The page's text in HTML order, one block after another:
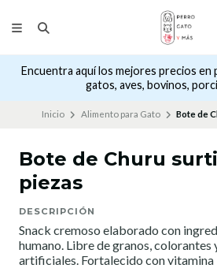
Encuentra aquí los mejores precios
gatos, aves, bovinos,
Inicio Alimento para Gato Bote de
Bote de Churu
piezas
DESCRIPCIÓN
Snack cremoso elaborado con
humano. Libre de granos, colorantes
artificiales. Fortalecido con vitamina